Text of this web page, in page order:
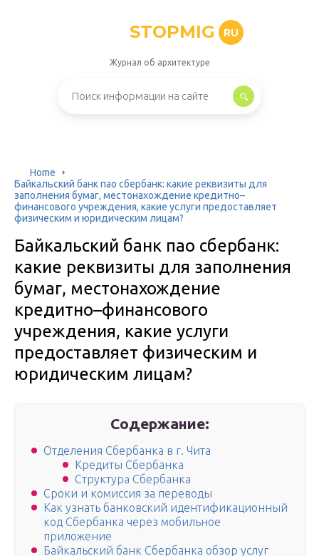
STOPMIG RU
Журнал об архитектуре
Home
Байкальский банк пао сбербанк: какие реквизиты для
заполнения бумаг, местонахождение кредитно–
финансового учреждения, какие услуги предоставляет
физическим и юридическим лицам?
Байкальский банк пао сбербанк:
какие реквизиты для заполнения
бумаг, местонахождение
кредитно–финансового
учреждения, какие услуги
предоставляет физическим и
юридическим лицам?
Содержание:
Отделения Сбербанка в г. Чита
Кредиты Сбербанка
Структура Сбербанка
Сроки и комиссия за переводы
Как узнать банковский идентификационный
код Сбербанка через мобильное
приложение
Байкальский банк Сбербанка обзор услуг